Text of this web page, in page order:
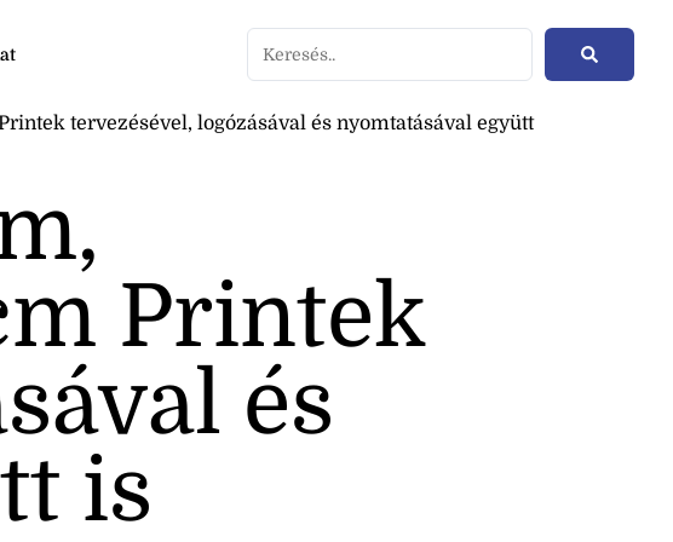
tervezésével, logózásával és nyomtatásával együtt
Printek
és
is